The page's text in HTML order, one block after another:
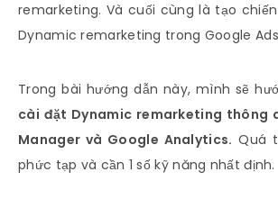
remarketing. Và cuối cùng là tạo
Dynamic remarketing trong Google Ads
Trong bài hướng dẫn này, mình sẽ
cài đặt Dynamic remarketing thông
Manager và Google Analytics. Quá
phức tạp và cần 1 số kỹ năng nhất định.